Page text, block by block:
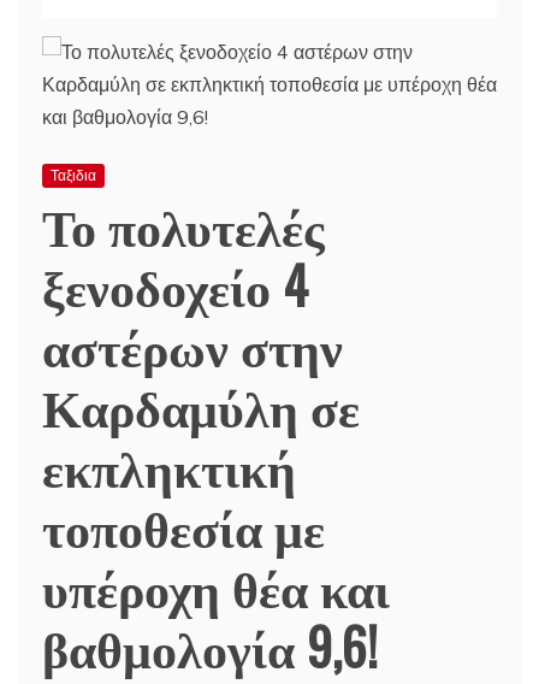
Ταξιδια
Το πολυτελές
ξενοδοχείο 4
αστέρων στην
Καρδαμύλη σε
εκπληκτική
τοποθεσία με
υπέροχη θέα και
βαθμολογία 9,6!